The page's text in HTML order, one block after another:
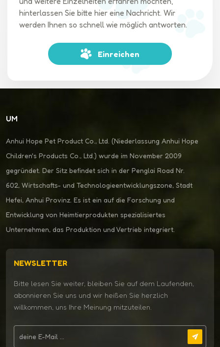
hinterlassen Sie bitte hier eine Nachricht. Wir
werden Ihnen so schnell wie möglich antworten.
Einreichen
UM
Anhui Hope Pet Product Co., Ltd. (Niederlassung Anhui Hope
Children's Products Co., Ltd.) wurde im November 2009
gegründet. Der Sitz befindet sich in der Penglai Road Nr.
602, Wirtschafts- und Technologieentwicklungszone, Stadt
Hefei, Anhui Provinz. Es ist ein auf die Forschung und
Entwicklung von Heimtierprodukten spezialisiertes
Unternehmen, das Produktion und Vertrieb integriert.
NEWSLETTER
Bitte lesen Sie weiter, bleiben Sie auf dem Laufenden,
abonnieren Sie uns und wir heißen Sie herzlich
willkommen, uns Ihre Meinung mitzuteilen.